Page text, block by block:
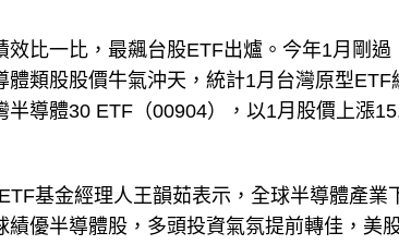
效比一比，最飆台股ETF出爐。今年1月剛
體類股股價牛氣沖天，統計1月台灣原型
半導體30 ETF（00904），以1月股價上漲
基金經理人王韻茹表示，全球半導體產
績優半導體股，多頭投資氣氛提前轉佳，美